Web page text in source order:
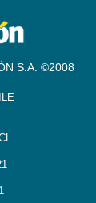
S.A. ©2008